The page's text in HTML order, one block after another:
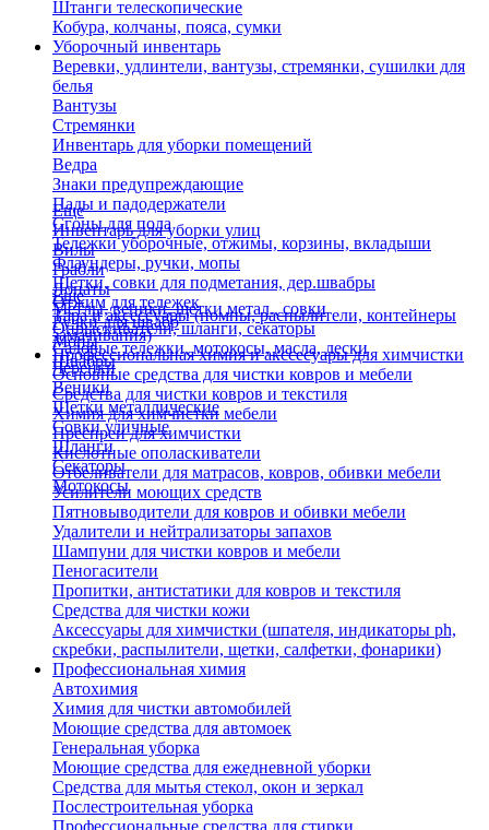
Штанги телескопические
Кобура, колчаны, пояса, сумки
Уборочный инвентарь
Веревки, удлинтели, вантузы, стремянки, сушилки для
белья
Вантузы
Стремянки
Инвентарь для уборки помещений
Ведра
Знаки предупреждающие
Пады и падодержатели
Сгоны для пола
Тележки уборочные, отжимы, корзины, вкладыши
Флаундеры, ручки, мопы
Щетки, совки для подметания, дер.швабры
Отжим для тележек
Ручки для швабр
Мопы
Швабры
Еще
Инвентарь для уборки улиц
Вилы
Грабли
Лопаты
Метлы, веники, щетки метал., совки
Опрыскиватели, шланги, секаторы
Садовые тележки, мотокосы, масла, лески
Черенки
Веники
Щетки металлические
Совки уличные
Шланги
Секаторы
Мотокосы
Еще
Тара и аксессуары (помпы, распылители, контейнеры
замачивания)
Профессиональная химия и акссесуары для химчистки
Основные средства для чистки ковров и мебели
Средства для чистки ковров и текстиля
Химия для химчистки мебели
Преспреи для химчистки
Кислотные ополаскиватели
Отбеливатели для матрасов, ковров, обивки мебели
Усилители моющих средств
Пятновыводители для ковров и обивки мебели
Удалители и нейтрализаторы запахов
Шампуни для чистки ковров и мебели
Пеногасители
Пропитки, антистатики для ковров и текстиля
Средства для чистки кожи
Аксессуары для химчистки (шпателя, индикаторы ph,
скребки, распылители, щетки, салфетки, фонарики)
Профессиональная химия
Автохимия
Химия для чистки автомобилей
Моющие средства для автомоек
Генеральная уборка
Моющие средства для ежедневной уборки
Средства для мытья стекол, окон и зеркал
Послестроительная уборка
Профессиональные средства для стирки